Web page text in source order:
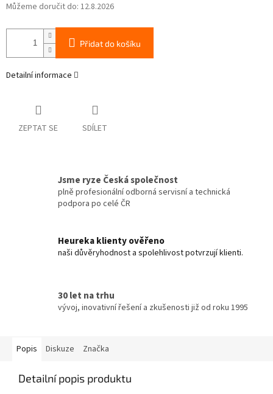
Můžeme doručit do: 12.8.2026
Přidat do košíku
Detailní informace
ZEPTAT SE SDÍLET
Jsme ryze Česká společnost
plně profesionální odborná servisní a technická
podpora po celé ČR
Heureka klienty ověřeno
naši důvěryhodnost a spolehlivost potvrzují klienti.
30 let na trhu
vývoj, inovativní řešení a zkušenosti již od roku 1995
Popis Diskuze Značka
Detailní popis produktu